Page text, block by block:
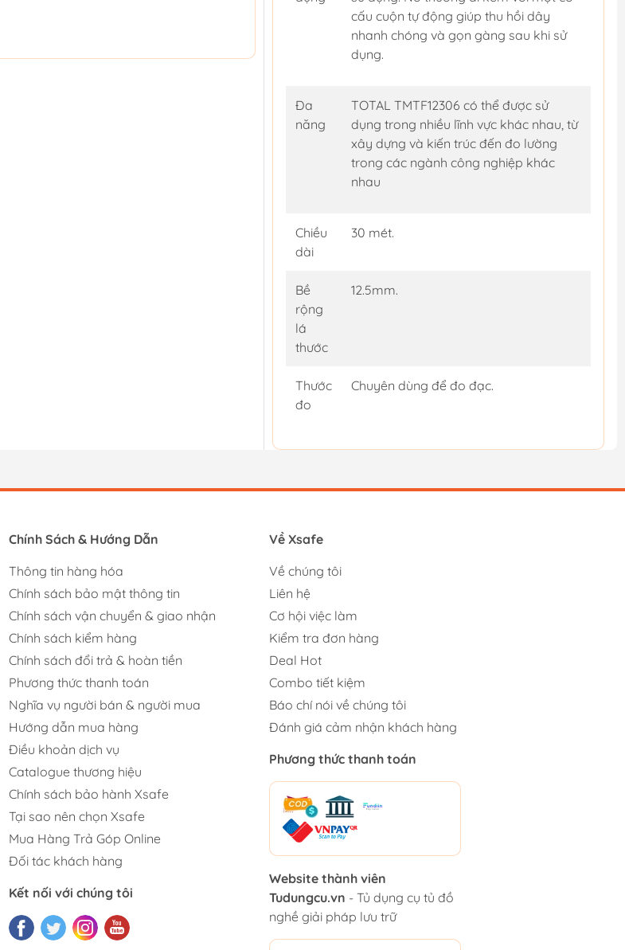
cấu cuộn tự động giúp thu hồi dây
nhanh chóng và gọn gàng sau khi sử
dụng.
Đa
năng
TOTAL TMTF12306 có thể được sử
dụng trong nhiều lĩnh vực khác nhau, từ
xây dựng và kiến trúc đến đo lường
trong các ngành công nghiệp khác
nhau
Chiều
dài
30 mét.
Bề
rộng
lá
thước
12.5mm.
Thước
đo
Chuyên dùng để đo đạc.
Chính Sách & Hướng Dẫn
Thông tin hàng hóa
Chính sách bảo mật thông tin
Chính sách vận chuyển & giao nhận
Chính sách kiểm hàng
Chính sách đổi trả & hoàn tiền
Phương thức thanh toán
Nghĩa vụ người bán & người mua
Hướng dẫn mua hàng
Điều khoản dịch vụ
Catalogue thương hiệu
Chính sách bảo hành Xsafe
Tại sao nên chọn Xsafe
Mua Hàng Trả Góp Online
Đối tác khách hàng
Kết nối với chúng tôi
Về Xsafe
Về chúng tôi
Liên hệ
Cơ hội việc làm
Kiểm tra đơn hàng
Deal Hot
Combo tiết kiệm
Báo chí nói về chúng tôi
Đánh giá cảm nhận khách hàng
Phương thức thanh toán
Website thành viên
Tudungcu.vn - Tủ dụng cụ tủ đồ
nghề giải pháp lưu trữ